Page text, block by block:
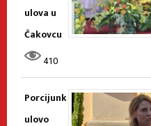
ulova u
Čakovcu
410
Porcijunk
ulovo